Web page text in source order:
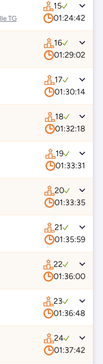
TG
15
01:24:42
16
01:29:02
17
01:30:14
18
01:32:18
19
01:33:31
20
01:33:35
21
01:35:59
22
01:36:00
23
01:36:48
24
01:37:42